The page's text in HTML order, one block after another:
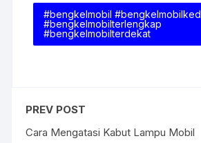
#bengkelmobil
#bengkelmobilterlengkap
#bengkelmobilterdekat
PREV POST
Cara Mengatasi Kabut Lampu Mobil